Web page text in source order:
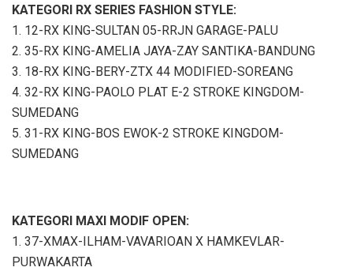
KATEGORI RX SERIES FASHION STYLE:
1. 12-RX KING-SULTAN 05-RRJN GARAGE-PALU
2. 35-RX KING-AMELIA JAYA-ZAY SANTIKA-BANDUNG
3. 18-RX KING-BERY-ZTX 44 MODIFIED-SOREANG
4. 32-RX KING-PAOLO PLAT E-2 STROKE KINGDOM-
SUMEDANG
5. 31-RX KING-BOS EWOK-2 STROKE KINGDOM-
SUMEDANG
KATEGORI MAXI MODIF OPEN:
1. 37-XMAX-ILHAM-VAVARIOAN X HAMKEVLAR-
PURWAKARTA